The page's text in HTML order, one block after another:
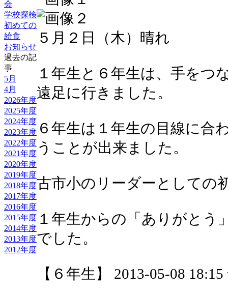
会
学校探検
初めての
給食
お知らせ
過去の記
事
5月
4月
2026年度
2025年度
2024年度
2023年度
2022年度
2021年度
2020年度
2019年度
2018年度
2017年度
2016年度
2015年度
2014年度
2013年度
2012年度
５月２日（木）晴れ
１年生と６年生は、手をつ
遠足に行きました。
６年生は１年生の目線に合
うことが出来ました。
古市小のリーダーとしての
１年生からの「ありがとう
でした。
【６年生】 2013-05-08 18:15